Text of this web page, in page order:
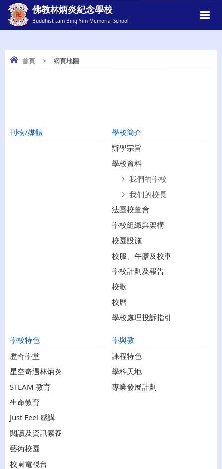
佛教林炳炎紀念學校
Buddhist Lam Bing Yim Memorial School
首頁 > 網頁地圖
刊物/媒體
學校簡介
辦學宗旨
學校資料
我們的學校
我們的校長
法團校董會
學校組織與架構
校園設施
校服、午膳及校車
學校計劃及報告
校歌
校曆
學校處理投訴指引
學校特色
歷奇學堂
星空奇遇林炳炎
STEAM 教育
生命教育
Just Feel 感講
閱讀及資訊素養
藝術校園
校園電視台
學與教
課程特色
學科天地
專業發展計劃